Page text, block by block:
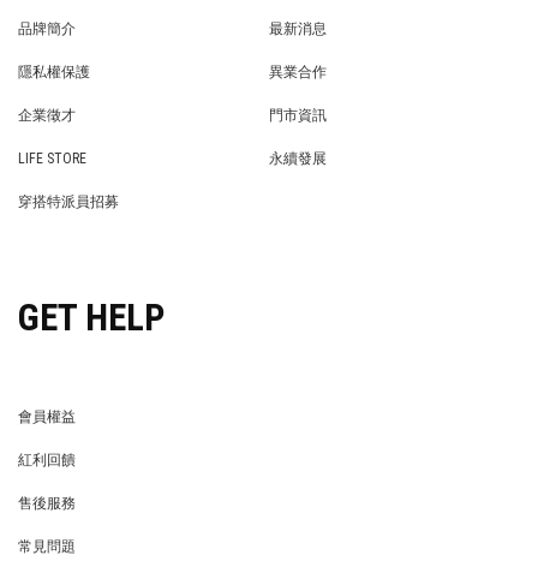
品牌簡介
最新消息
隱私權保護
異業合作
企業徵才
門市資訊
LIFE STORE
永續發展
穿搭特派員招募
GET HELP
會員權益
紅利回饋
售後服務
常見問題